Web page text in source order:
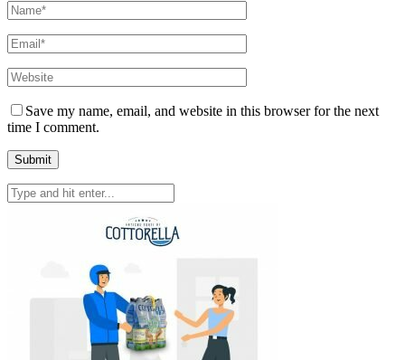
Save my name, email, and website in this browser for the next
time I comment.